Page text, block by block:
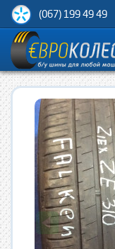
(067) 199 49 49